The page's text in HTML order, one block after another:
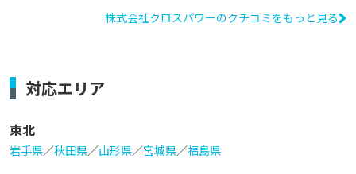
株式会社クロスパワーのクチコミをもっと見る
対応エリア
東北
岩手県／秋田県／山形県／宮城県／福島県